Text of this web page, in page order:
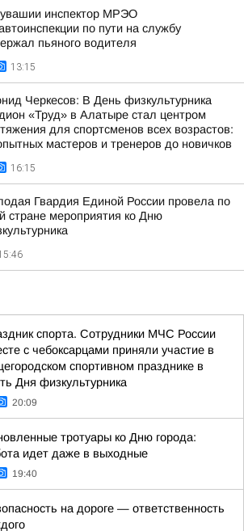
инспектор МРЭО
по пути на службу
пьяного водителя
13:15
Черкесов: В День физкультурника
«Труд» в Алатыре стал центром
для спортсменов всех возрастов:
мастеров и тренеров до новичков
16:15
Гвардия Единой России провела по
стране мероприятия ко Дню
спорта. Сотрудники МЧС России
с чебоксарцами приняли участие в
спортивном празднике в
Дня физкультурника
20:09
тротуары ко Дню города:
идет даже в выходные
19:40
на дороге — ответственность